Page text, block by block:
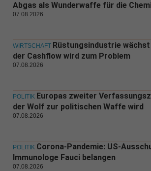
Abgas als Wunderwaffe für die
07.08.2026
WIRTSCHAFT Rüstungsindustrie
der Cashflow wird zum Problem
07.08.2026
POLITIK Europas zweiter
der Wolf zur politischen Waffe wird
07.08.2026
POLITIK Corona-Pandemie: US-
Immunologe Fauci belangen
07.08.2026